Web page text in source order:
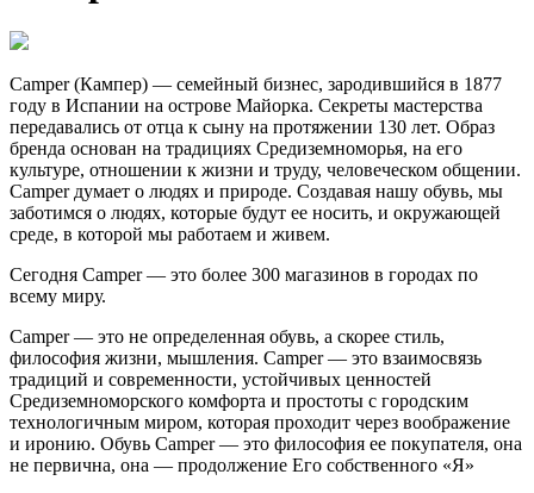
Camper (Кампер) — семейный бизнес, зародившийся в 1877
году в Испании на острове Майорка. Секреты мастерства
передавались от отца к сыну на протяжении 130 лет. Образ
бренда основан на традициях Средиземноморья, на его
культуре, отношении к жизни и труду, человеческом общении.
Camper думает о людях и природе. Создавая нашу обувь, мы
заботимся о людях, которые будут ее носить, и окружающей
среде, в которой мы работаем и живем.
Сегодня Camper — это более 300 магазинов в городах по
всему миру.
Camper — это не определенная обувь, а скорее стиль,
философия жизни, мышления. Camper — это взаимосвязь
традиций и современности, устойчивых ценностей
Средиземноморского комфорта и простоты с городским
технологичным миром, которая проходит через воображение
и иронию. Обувь Camper — это философия ее покупателя, она
не первична, она — продолжение Его собственного «Я»